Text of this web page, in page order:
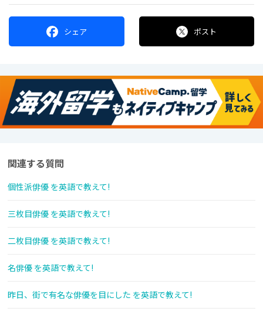
シェア ポスト
関連する質問
個性派俳優 を英語で教えて!
三枚目俳優 を英語で教えて!
二枚目俳優 を英語で教えて!
名俳優 を英語で教えて!
昨日、街で有名な俳優を目にした を英語で教えて!